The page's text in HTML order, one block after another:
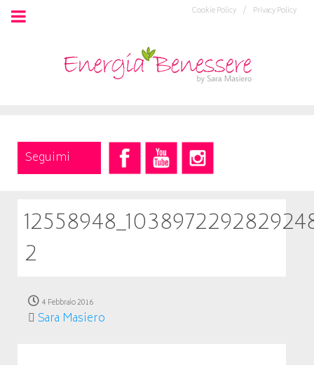
Privacy Policy
Cookie Policy /
Seguimi
2
4 Febbraio 2016
Sara Masiero